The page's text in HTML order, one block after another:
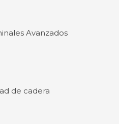
Avanzados
de cadera